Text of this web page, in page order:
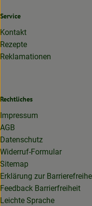
Service
Kontakt
Rezepte
Reklamationen
Rechtliches
Impressum
AGB
Datenschutz
Widerruf-Formular
Sitemap
Erklärung zur
Feedback Barrierfreiheit
Leichte Sprache